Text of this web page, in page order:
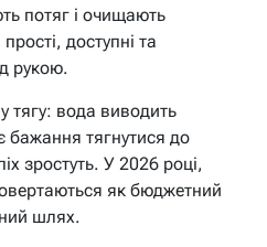
потяг і очищають
доступні та
рукою.
тягу: вода виводить
бажання тягнутися до
зростуть. У 2026 році,
як бюджетний
шлях.